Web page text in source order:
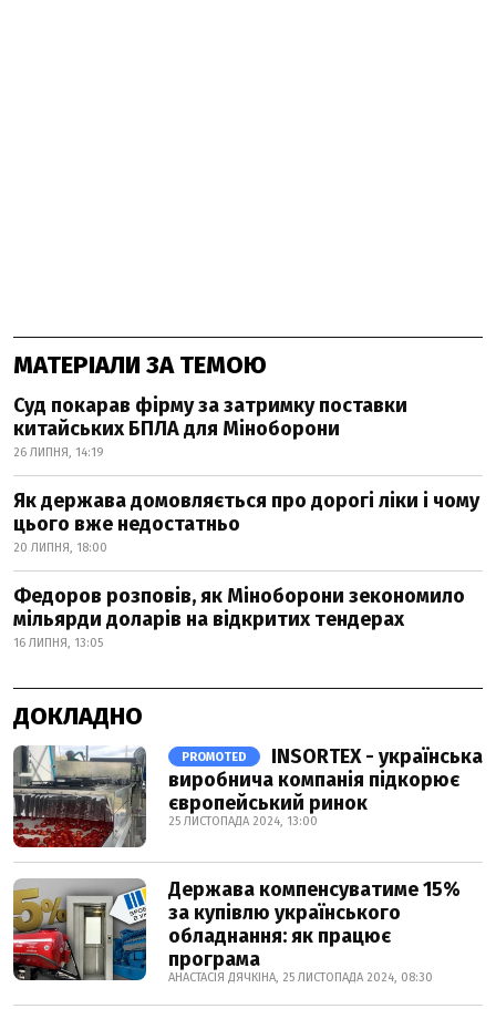
МАТЕРІАЛИ ЗА ТЕМОЮ
Суд покарав фірму за затримку поставки
китайських БПЛА для Міноборони
26 ЛИПНЯ, 14:19
Як держава домовляється про дорогі ліки і чому
цього вже недостатньо
20 ЛИПНЯ, 18:00
Федоров розповів, як Міноборони зекономило
мільярди доларів на відкритих тендерах
16 ЛИПНЯ, 13:05
ДОКЛАДНО
PROMOTED
INSORTEX - українська
виробнича компанія підкорює
європейський ринок
25 ЛИСТОПАДА 2024, 13:00
Держава компенсуватиме 15%
за купівлю українського
обладнання: як працює
програма
АНАСТАСІЯ ДЯЧКІНА, 25 ЛИСТОПАДА 2024, 08:30